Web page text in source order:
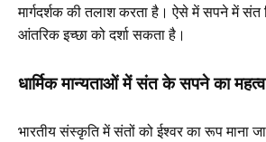
मार्गदर्शक की तलाश करता है। ऐसे में सपने में संत
आंतरिक इच्छा को दर्शा सकता है।
धार्मिक मान्यताओं में संत के सपने का महत्व
भारतीय संस्कृति में संतों को ईश्वर का रूप माना